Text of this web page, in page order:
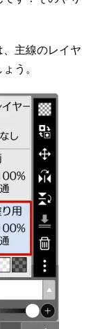
主線のレイヤ
う。